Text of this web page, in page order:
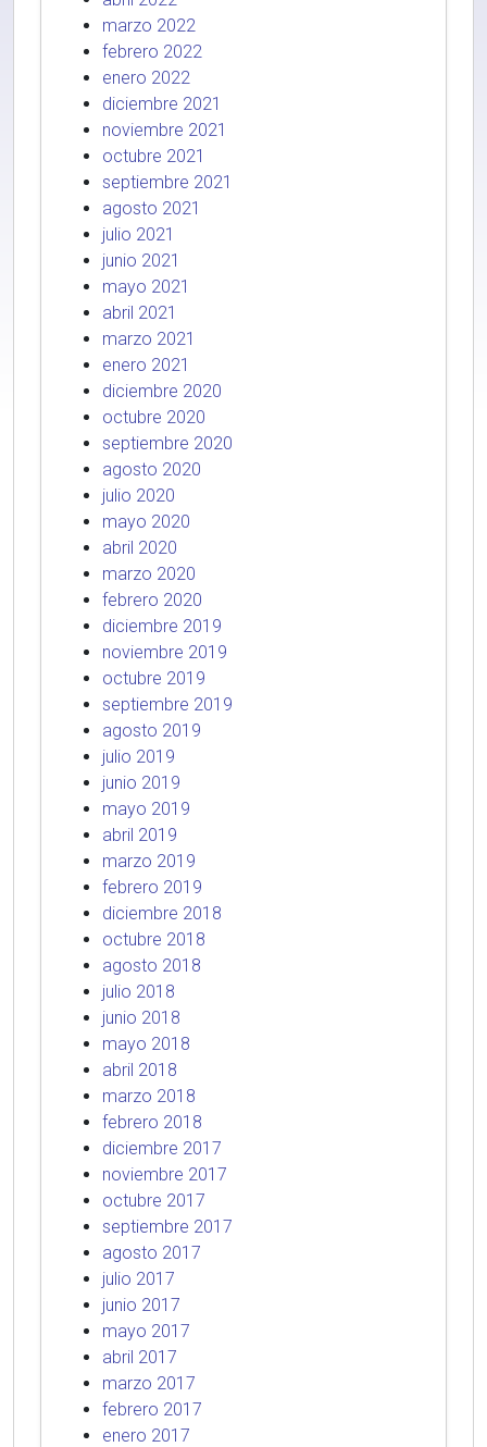
marzo 2022
febrero 2022
enero 2022
diciembre 2021
noviembre 2021
octubre 2021
septiembre 2021
agosto 2021
julio 2021
junio 2021
mayo 2021
abril 2021
marzo 2021
enero 2021
diciembre 2020
octubre 2020
septiembre 2020
agosto 2020
julio 2020
mayo 2020
abril 2020
marzo 2020
febrero 2020
diciembre 2019
noviembre 2019
octubre 2019
septiembre 2019
agosto 2019
julio 2019
junio 2019
mayo 2019
abril 2019
marzo 2019
febrero 2019
diciembre 2018
octubre 2018
agosto 2018
julio 2018
junio 2018
mayo 2018
abril 2018
marzo 2018
febrero 2018
diciembre 2017
noviembre 2017
octubre 2017
septiembre 2017
agosto 2017
julio 2017
junio 2017
mayo 2017
abril 2017
marzo 2017
febrero 2017
enero 2017